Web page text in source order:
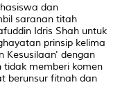
dan
saranan titah
Idris Shah untuk
prinsip kelima
Kesusilaan' dengan
tidak memberi komen
berunsur fitnah dan